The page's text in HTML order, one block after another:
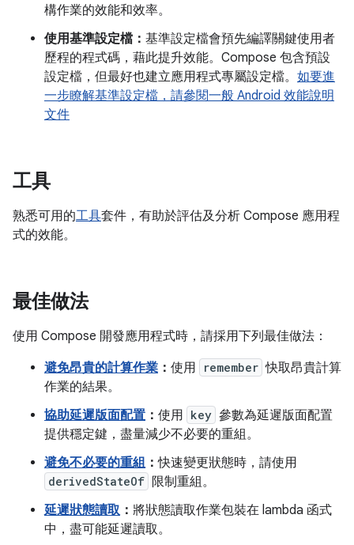
構作業的效能和效率。
使用基準設定檔： 基準設定檔會預先編譯關鍵使用者
歷程的程式碼，藉此提升效能。Compose 包含預設
設定檔，但最好也建立應用程式專屬設定檔。 如要進
一步瞭解基準設定檔，請參閱一般 Android 效能說明
文件
工具
熟悉可用的工具套件，有助於評估及分析 Compose 應用程
式的效能。
最佳做法
使用 Compose 開發應用程式時，請採用下列最佳做法：
避免昂貴的計算作業 ： 使用 remember 快取昂貴計算
作業的結果。
協助延遲版面配置 ： 使用 key 參數為延遲版面配置
提供穩定鍵，盡量減少不必要的重組。
避免不必要的重組 ：快速變更狀態時，請使用
derivedStateOf 限制重組。
延遲狀態讀取 ： 將狀態讀取作業包裝在 lambda 函式
中，盡可能延遲讀取。